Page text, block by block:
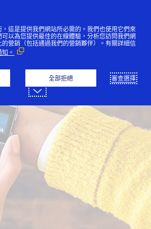
這是提供我們網站所必需的。我們也使用它們來
以為您提供最佳的在線體驗，分析您訪問我們網
營銷（包括通過我們的營銷夥伴）。有關詳細信
。
全部拒絕 審查選擇